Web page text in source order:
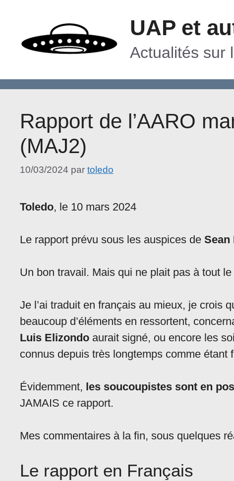
contenu
UAP et
Actualités sur
Rapport de l’AARO
(MAJ2)
10/03/2024 par toledo
Toledo, le 10 mars 2024
Le rapport prévu sous les auspices de
Un bon travail. Mais qui ne plait pas à tout le
Je l’ai traduit en français au mieux, je crois
beaucoup d’éléments en ressortent,
Luis Elizondo aurait signé, ou encore les
connus depuis très longtemps comme étant
Évidemment, les soucoupistes sont en
JAMAIS ce rapport.
Mes commentaires à la fin, sous quelques
Le rapport en Français